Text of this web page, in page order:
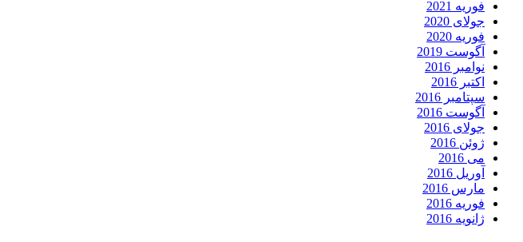
فوریه 2021
جولای 2020
فوریه 2020
آگوست 2019
نوامبر 2016
اکتبر 2016
سپتامبر 2016
آگوست 2016
جولای 2016
ژوئن 2016
می 2016
آوریل 2016
مارس 2016
فوریه 2016
ژانویه 2016